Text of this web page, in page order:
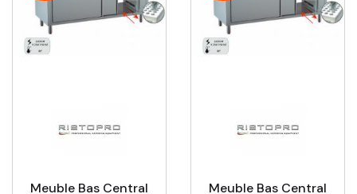
Meuble Bas Central
Meuble Bas Central